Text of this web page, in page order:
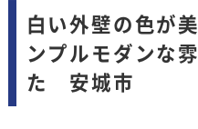
白い外壁の色が
ンプルモダンな
た 安城市